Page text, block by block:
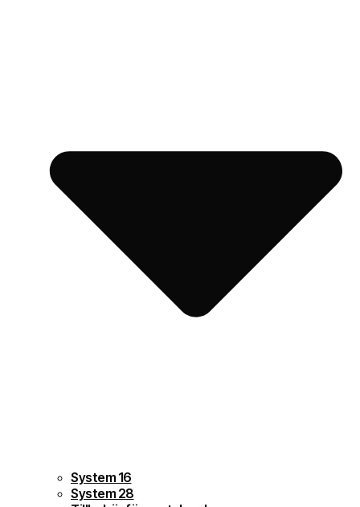
System 16
System 28